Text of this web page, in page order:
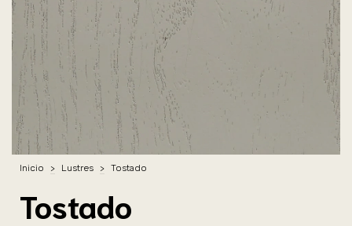
Inicio > Lustres > Tostado
Tostado